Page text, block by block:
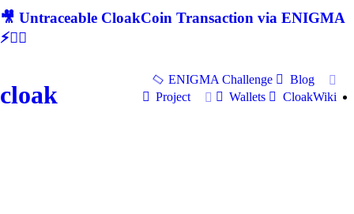
🎥 Untraceable CloakCoin Transaction via ENIGMA
⚡🕵‍♂
cloak
ENIGMA Challenge
Blog
Project
Wallets CloakWiki